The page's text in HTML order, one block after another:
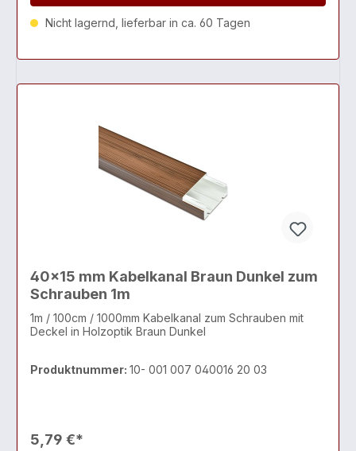
Nicht lagernd, lieferbar in ca. 60 Tagen
40x15 mm Kabelkanal Braun Dunkel zum
Schrauben 1m
1m / 100cm / 1000mm Kabelkanal zum Schrauben mit
Deckel in Holzoptik Braun Dunkel
Produktnummer: 10- 001 007 040016 20 03
5,79 €*